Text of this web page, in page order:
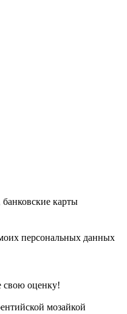
карты
персональных данных
свою оценку!
мозайкой